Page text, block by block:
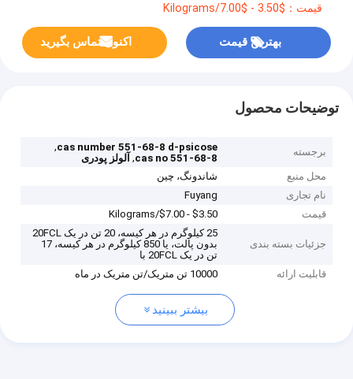
قیمت：$3.50 - $7.00/Kilograms
بهترین قیمت اکنون تماس بگیرید
توضیحات محصول
برجسته cas number 551-68-8 d-psicose
,
cas no 551-68-8
, آلولز پودری
محل منبع
شاندونگ، چین
نام تجاری
Fuyang
قیمت
$3.50 - $7.00/Kilograms
جزئیات بسته بندی
25 کیلوگرم در هر کیسه، 20 تن در یک 20FCL
بدون پالت، یا 850 کیلوگرم در هر کیسه، 17
تن در یک 20FCL با
قابلیت ارائه
10000 تن متریک/تن متریک در ماه
بیشتر ببینید